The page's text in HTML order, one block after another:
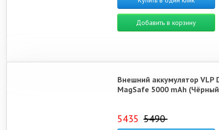
Добавить в корзину
Внешний аккумулятор VLP
MagSafe 5000 mAh
5435 5490